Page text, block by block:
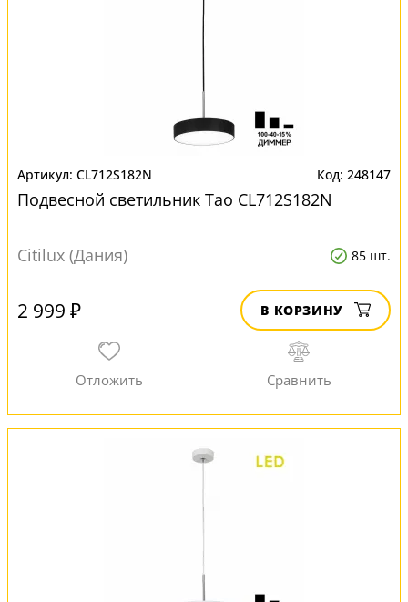
CL712S182N 248147
Подвесной светильник Тао CL712S182N
Citilux (Дания) 85 шт.
2 999 ₽ В КОРЗИНУ